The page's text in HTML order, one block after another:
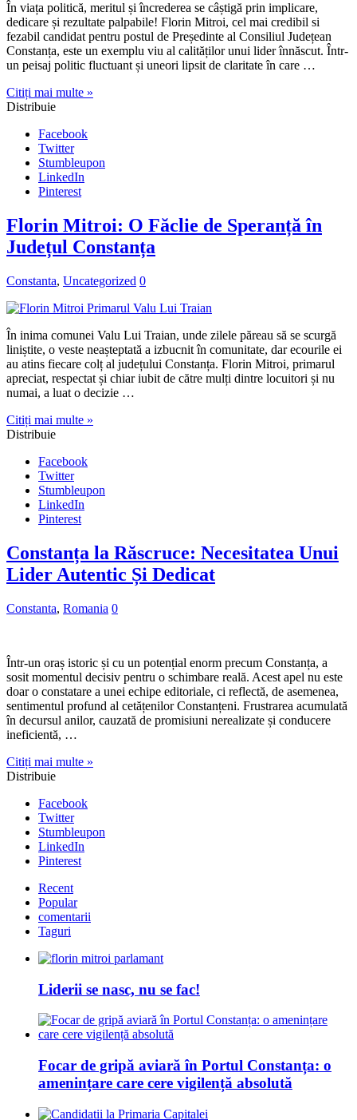
În viața politică, meritul și încrederea se câștigă prin implicare,
dedicare și rezultate palpabile! Florin Mitroi, cel mai credibil si
fezabil candidat pentru postul de Președinte al Consiliul Județean
Constanța, este un exemplu viu al calităților unui lider înnăscut. Într-
un peisaj politic fluctuant și uneori lipsit de claritate în care …
Citiți mai multe »
Distribuie
Facebook
Twitter
Stumbleupon
LinkedIn
Pinterest
Florin Mitroi: O Făclie de Speranță în
Județul Constanța
Constanta, Uncategorized 0
În inima comunei Valu Lui Traian, unde zilele păreau să se scurgă
liniștite, o veste neașteptată a izbucnit în comunitate, dar ecourile ei
au atins fiecare colț al județului Constanța. Florin Mitroi, primarul
apreciat, respectat și chiar iubit de către mulți dintre locuitori și nu
numai, a luat o decizie …
Citiți mai multe »
Distribuie
Facebook
Twitter
Stumbleupon
LinkedIn
Pinterest
Constanța la Răscruce: Necesitatea Unui
Lider Autentic Și Dedicat
Constanta, Romania 0
Într-un oraș istoric și cu un potențial enorm precum Constanța, a
sosit momentul decisiv pentru o schimbare reală. Acest apel nu este
doar o constatare a unei echipe editoriale, ci reflectă, de asemenea,
sentimentul profund al cetățenilor Constanțeni. Frustrarea acumulată
în decursul anilor, cauzată de promisiuni nerealizate și conducere
ineficientă, …
Citiți mai multe »
Distribuie
Facebook
Twitter
Stumbleupon
LinkedIn
Pinterest
Recent
Popular
comentarii
Taguri
Liderii se nasc, nu se fac!
Focar de gripă aviară în Portul Constanța: o
amenințare care cere vigilență absolută